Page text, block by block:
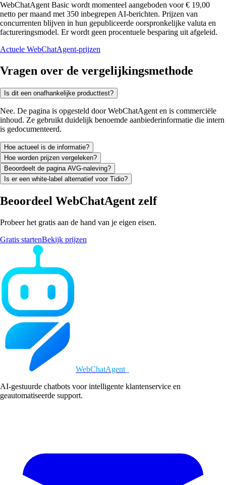
WebChatAgent Basic wordt momenteel aangeboden voor € 19,00
netto per maand met 350 inbegrepen AI-berichten. Prijzen van
concurrenten blijven in hun gepubliceerde oorspronkelijke valuta en
factureringsmodel. Er wordt geen procentuele besparing uit afgeleid.
Actuele WebChatAgent-prijzen
Vragen over de vergelijkingsmethode
Is dit een onafhankelijke producttest?
Nee. De pagina is opgesteld door WebChatAgent en is commerciële
inhoud. Ze gebruikt duidelijk benoemde aanbiederinformatie die intern
is gedocumenteerd.
Hoe actueel is de informatie?
Hoe worden prijzen vergeleken?
Beoordeelt de pagina AVG-naleving?
Is er een white-label alternatief voor Tidio?
Beoordeel WebChatAgent zelf
Probeer het gratis aan de hand van je eigen eisen.
Gratis startenBekijk prijzen
WebChatAgent
AI-gestuurde chatbots voor intelligente klantenservice en
geautomatiseerde support.